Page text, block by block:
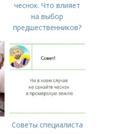
чеснок. Что влияет
на выбор
предшественников?
Советы специалиста